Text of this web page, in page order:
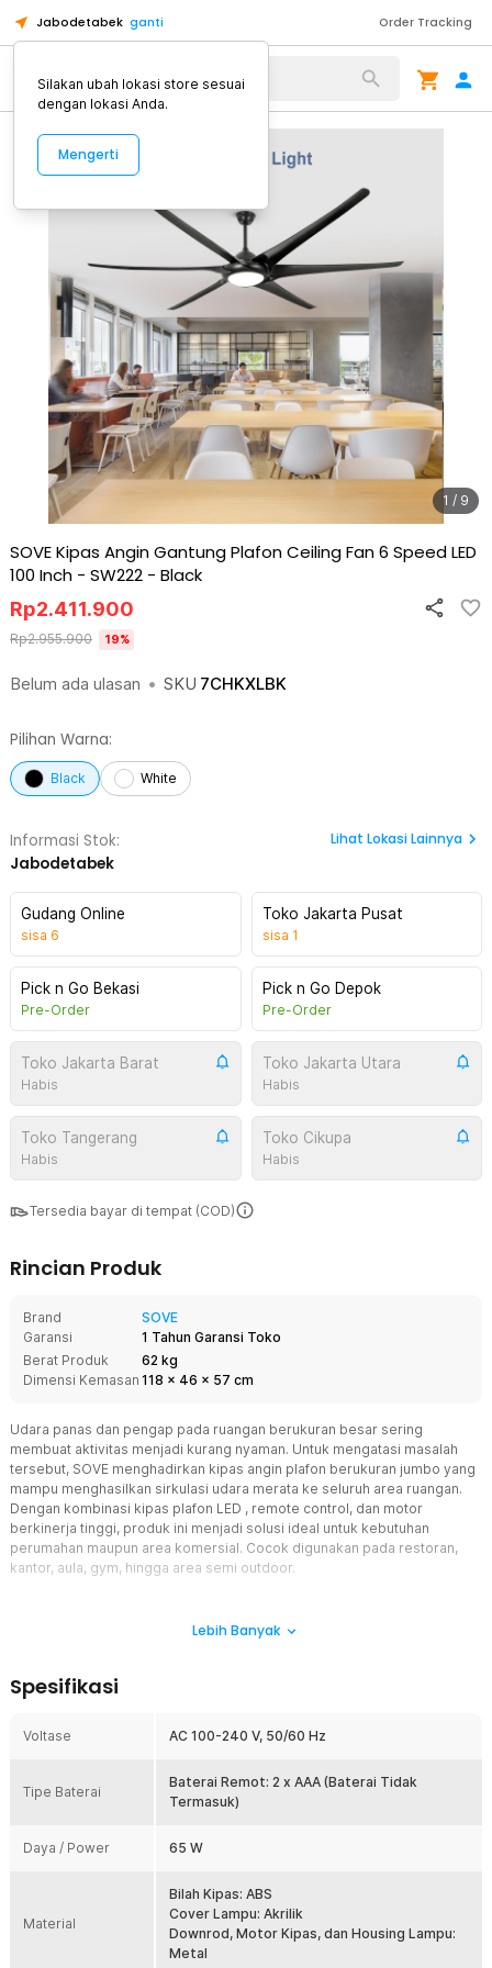
Jabodetabek ganti Order Tracking
Alat Kopi
1 / 9
SOVE Kipas Angin Gantung Plafon Ceiling Fan 6 Speed LED
100 Inch - SW222 - Black
Belum ada ulasan • SKU 7CHKXLBK
Rp2.411.900
Rp2.955.900 19%
Pilihan Warna:
Black White
Informasi Stok:
Jabodetabek
Lihat Lokasi Lainnya
Gudang Online
sisa 6
Toko Jakarta Pusat
sisa 1
Pick n Go Bekasi
Pre-Order
Pick n Go Depok
Pre-Order
Toko Jakarta Barat
Habis
Toko Jakarta Utara
Habis
Toko Tangerang
Habis
Toko Cikupa
Habis
Tersedia bayar di tempat (COD)
Rincian Produk
Brand
SOVE
Garansi
1 Tahun Garansi Toko
Berat Produk
62 kg
Dimensi Kemasan 118 x 46 x 57 cm
Udara panas dan pengap pada ruangan berukuran besar sering
membuat aktivitas menjadi kurang nyaman. Untuk mengatasi masalah
tersebut, SOVE menghadirkan kipas angin plafon berukuran jumbo yang
mampu menghasilkan sirkulasi udara merata ke seluruh area ruangan.
Dengan kombinasi kipas plafon LED , remote control, dan motor
berkinerja tinggi, produk ini menjadi solusi ideal untuk kebutuhan
perumahan maupun area komersial. Cocok digunakan pada restoran,
kantor, aula, gym, hingga area semi outdoor.
yang mampu mendistribusikan udara secara merata ke seluruh
digunakan pada area luas dibandingkan kipas standar. Hasilnya,
Motor Bertenaga dan Senyap
Menggunakan motor berkualitas tinggi yang mampu menghasilkan
membantu menjaga kenyamanan saat bekerja, belajar, beristirahat,
maupun menerima tamu. Performa yang stabil juga mendukung
6 Tingkat Kecepatan Angin
Atur intensitas hembusan angin sesuai kebutuhan melalui 6 pilihan
kecepatan yang tersedia. Level rendah cocok digunakan saat
Lebih Banyak
Spesifikasi
Voltase AC 100-240 V, 50/60 Hz
Tipe Baterai
Baterai Remot: 2 x AAA (Baterai Tidak
Termasuk)
Daya / Power 65 W
Material
Bilah Kipas: ABS
Cover Lampu: Akrilik
Downrod, Motor Kipas, dan Housing Lampu:
Metal
Silakan ubah lokasi store sesuai
dengan lokasi Anda.
Mengerti